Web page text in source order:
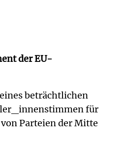
der EU-
beträchtlichen
für
Parteien der Mitte